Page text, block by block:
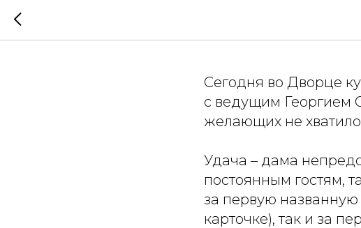
Сегодня во Дворце
с ведущим Георгием
желающих не хватило
Удача – дама
постоянным гостям,
за первую названную
карточке), так и за